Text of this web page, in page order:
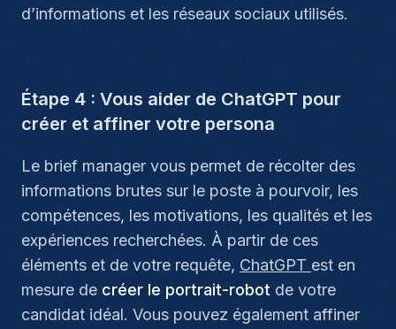
d’informations et les réseaux sociaux utilisés.
Étape 4 : Vous aider de ChatGPT pour
créer et affiner votre persona
Le brief manager vous permet de récolter des
informations brutes sur le poste à pourvoir, les
compétences, les motivations, les qualités et les
expériences recherchées. À partir de ces
éléments et de votre requête, ChatGPT est en
mesure de créer le portrait-robot de votre
candidat idéal. Vous pouvez également affiner